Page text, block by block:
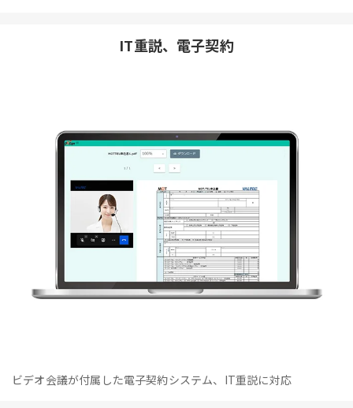
IT重説、電子契約
ビデオ会議が付属した電子契約システム、IT重説に対応